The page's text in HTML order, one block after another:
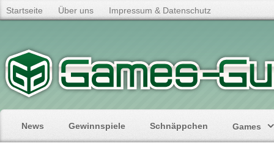
Startseite Über uns Impressum & Datenschutz
News Gewinnspiele Schnäppchen Games